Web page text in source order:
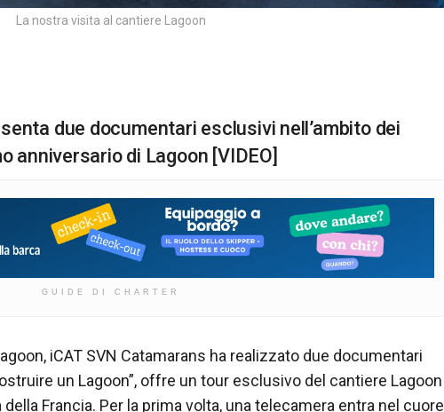
La nostra visita al cantiere Lagoon
due documentari esclusivi nell’ambito dei
anniversario di Lagoon [VIDEO]
GUIDE DI CHARTER
iCAT SVN Catamarans ha realizzato due documentari
un Lagoon”, offre un tour esclusivo del cantiere Lagoon
Francia. Per la prima volta, una telecamera entra nel cuore